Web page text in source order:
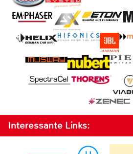
Interessante Links: